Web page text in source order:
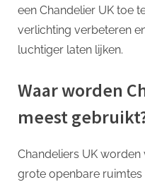
een Chandelier UK toe
verlichting verbeteren
luchtiger laten lijken.
Waar worden
meest
Chandeliers UK
grote openbare ruimtes